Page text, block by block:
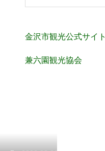
金沢市観光公式サイト
兼六園観光協会